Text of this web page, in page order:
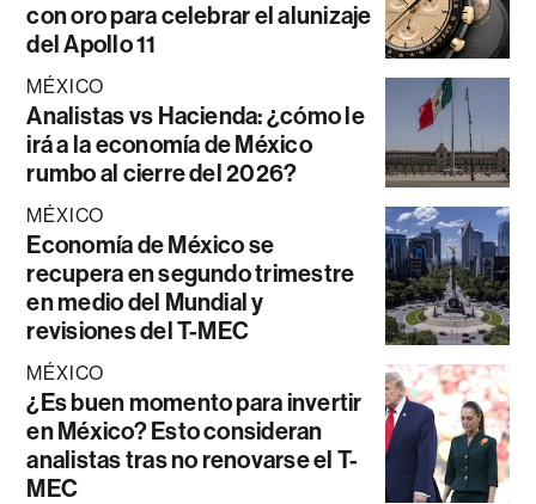
con oro para celebrar el alunizaje
del Apollo 11
MÉXICO
Analistas vs Hacienda: ¿cómo le
irá a la economía de México
rumbo al cierre del 2026?
MÉXICO
Economía de México se
recupera en segundo trimestre
en medio del Mundial y
revisiones del T-MEC
MÉXICO
¿Es buen momento para invertir
en México? Esto consideran
analistas tras no renovarse el T-
MEC